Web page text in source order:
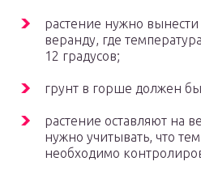
растение нужно
веранду, где
12 градусов;
грунт в горше должен
растение оставляют на
нужно учитывать, что
необходимо